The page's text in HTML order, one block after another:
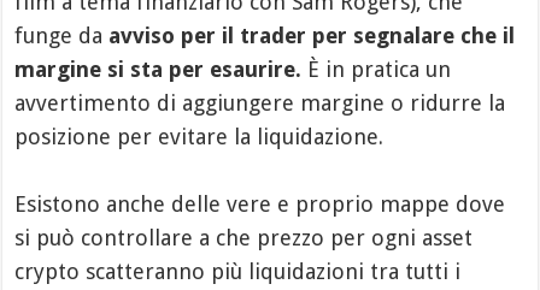
funge da avviso per il trader per segnalare che il
margine si sta per esaurire. È in pratica un
avvertimento di aggiungere margine o ridurre la
posizione per evitare la liquidazione.
Esistono anche delle vere e proprio mappe dove
si può controllare a che prezzo per ogni asset
crypto scatteranno più liquidazioni tra tutti i